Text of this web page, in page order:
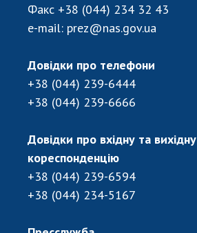
МЕДІА ПРО НАС
КОНТАКТИ
ПРОФСПІЛКА НАН УКРАЇНИ
Факс +38 (044) 234 32 43
e-mail: prez@nas.gov.ua
Довідки про телефони
+38 (044) 239-6444
+38 (044) 239-6666
Довідки про вхідну та вихідну
кореспонденцію
+38 (044) 239-6594
+38 (044) 234-5167